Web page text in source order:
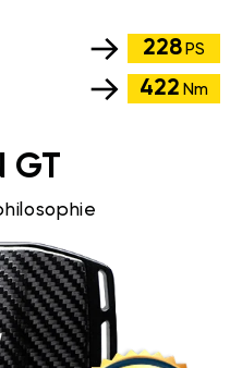
228 PS
422 Nm
GT